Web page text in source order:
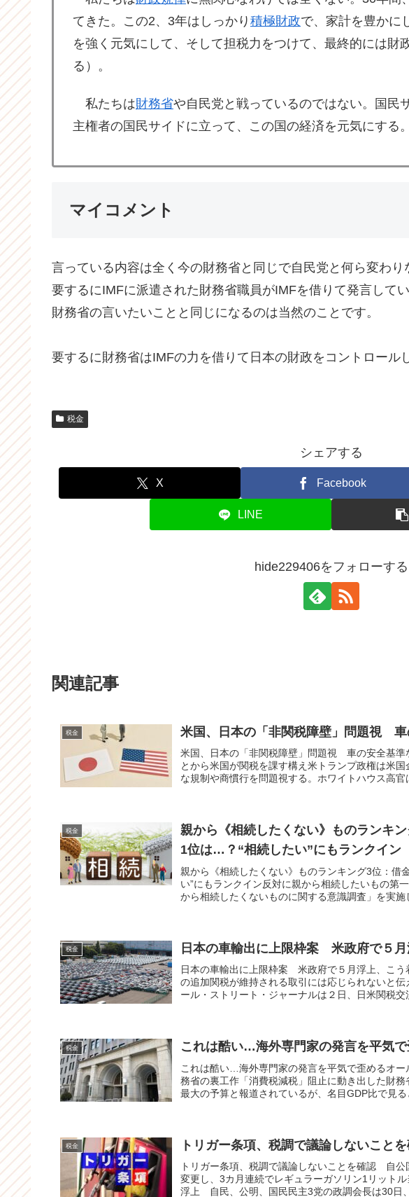
てきた。この2、3年はしっかり 積極財政で、家計を豊かに
を強く元気にして、そして担税力をつけて、最終的には財
る）。
私たちは財務省や自民党と戦っているのではない。国民
主権者の国民サイドに立って、この国の経済を元気にする。
マイコメント
言っている内容は全く今の財務省と同じで自民党と何ら変わり
要するにIMFに派遣された財務省職員がIMFを借りて発言して
財務省の言いたいことと同じになるのは当然のことです。
要するに財務省はIMFの力を借りて日本の財政をコントロール
税金
シェアする
X Facebook
LINE
hide229406をフォローする
関連記事
税金 米国、日本の「非関税障壁」問題視 車
米国、日本の「非関税障壁」問題視 車の安全基準
とから米国が関税を課す構え米トランプ政権は米
な規制や商慣行を問題視する。ホワイトハウス高官
税金
親から《相続したくない》ものランキ
1位は…？“相続したい”にもランクイン
親から《相続したくない》ものランキング3位：借
い”にもランクイン反対に親から相続したいもの
から相続したくないものに関する意識調査」を実施
税金 日本の車輸出に上限枠案 米政府で５
日本の車輸出に上限枠案 米政府で５月浮上、こ
の追加関税が維持される取引には応じられない
ール・ストリート・ジャーナルは２日、日米関税交
税金 これは酷い…海外専門家の発言を平気
これは酷い…海外専門家の発言を平気で歪めるオ
務省の裏工作「消費税減税」阻止に動き出した財
最大の予算と報道されているが、名目GDP比で見る
税金 トリガー条項、税調で議論しないこと
トリガー条項、税調で議論しないことを確認 自
変更し、3カ月連続でレギュラーガソリン1リット
浮上 自民、公明、国民民主3党の政調会長は30日